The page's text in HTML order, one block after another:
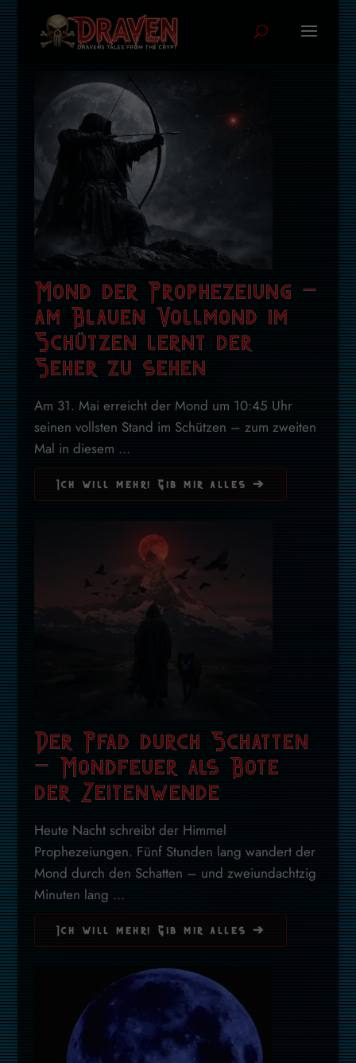
Mond der Prophezeiung –
am Blauen Vollmond im
Schützen lernt der
Seher zu sehen
Am 31. Mai erreicht der Mond um 10:45 Uhr
seinen vollsten Stand im Schützen – zum zweiten
Mal in diesem ...
Ich will mehr! Gib mir alles ➔
Der Pfad durch Schatten
– Mondfeuer als Bote
der Zeitenwende
Heute Nacht schreibt der Himmel
Prophezeiungen. Fünf Stunden lang wandert der
Mond durch den Schatten – und zweiundachtzig
Minuten lang ...
Ich will mehr! Gib mir alles ➔